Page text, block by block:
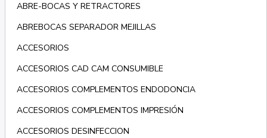
ABRE-BOCAS Y RETRACTORES
ABREBOCAS SEPARADOR MEJILLAS
ACCESORIOS
ACCESORIOS CAD CAM CONSUMIBLE
ACCESORIOS COMPLEMENTOS ENDODONCIA
ACCESORIOS COMPLEMENTOS IMPRESIÓN
ACCESORIOS DESINFECCION